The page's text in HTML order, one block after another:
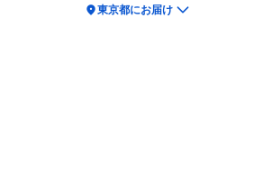
location_on東京都にお届け